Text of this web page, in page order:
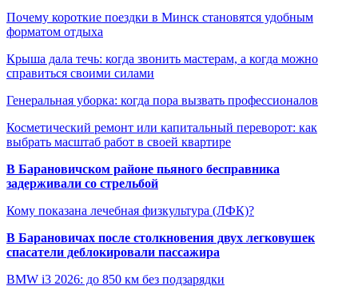
Почему короткие поездки в Минск становятся удобным
форматом отдыха
Крыша дала течь: когда звонить мастерам, а когда можно
справиться своими силами
Генеральная уборка: когда пора вызвать профессионалов
Косметический ремонт или капитальный переворот: как
выбрать масштаб работ в своей квартире
В Барановичском районе пьяного бесправника
задерживали со стрельбой
Кому показана лечебная физкультура (ЛФК)?
В Барановичах после столкновения двух легковушек
спасатели деблокировали пассажира
BMW i3 2026: до 850 км без подзарядки